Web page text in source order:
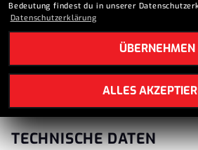
HONDA CL500
TECHNISCHE DATEN
Bedeutung findest du in unserer
Datenschutzerklärung
ÜBERNEHMEN
ALLES